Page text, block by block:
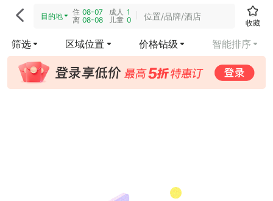
 目的地 住 08-07
离 08-08
成人 1
儿童 0 位置/品牌/酒店
收藏
筛选 区域位置 价格钻级 智能排序